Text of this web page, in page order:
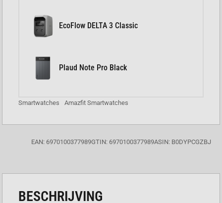
EcoFlow DELTA 3 Classic
Plaud Note Pro Black
Smartwatches Amazfit Smartwatches
EAN: 6970100377989GTIN: 6970100377989ASIN: B0DYPCGZBJ
BESCHRIJVING